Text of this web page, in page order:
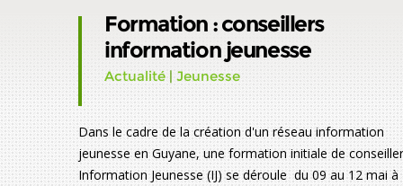
Formation : conseillers
information jeunesse
Actualité | Jeunesse
Dans le cadre de la création d'un réseau information
jeunesse en Guyane, une formation initiale de
Information Jeunesse (IJ) se déroule du 09 au 12 mai à